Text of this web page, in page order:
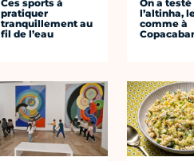
Ces sports à
pratiquer
tranquillement au
fil de l’eau
On a testé
l’altinha,
comme à